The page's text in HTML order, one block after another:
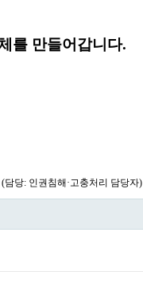
를 만들어갑니다.
당: 인권침해·고충처리 담당자)